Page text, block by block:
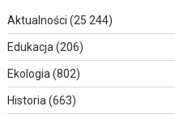
Aktualności (25 244)
Edukacja (206)
Ekologia (802)
Historia (663)